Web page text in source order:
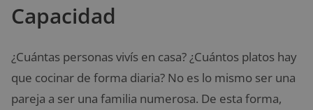
Capacidad
¿Cuántas personas vivís en casa? ¿Cuántos platos hay
que cocinar de forma diaria? No es lo mismo ser una
pareja a ser una familia numerosa. De esta forma,